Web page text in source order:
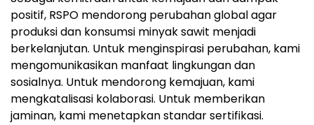
positif, RSPO mendorong perubahan global agar
produksi dan konsumsi minyak sawit menjadi
berkelanjutan. Untuk menginspirasi perubahan, kami
mengomunikasikan manfaat lingkungan dan
sosialnya. Untuk mendorong kemajuan, kami
mengkatalisasi kolaborasi. Untuk memberikan
jaminan, kami menetapkan standar sertifikasi.